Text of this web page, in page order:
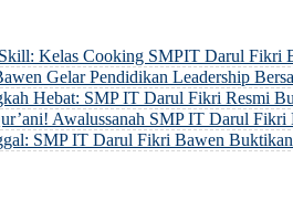
Kelas Cooking SMPIT Darul Fikri
Gelar Pendidikan Leadership
Hebat: SMP IT Darul Fikri Resmi
Awalussanah SMP IT Darul Fikri
SMP IT Darul Fikri Bawen